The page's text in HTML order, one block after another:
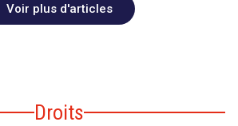
Voir plus d'articles
Droits